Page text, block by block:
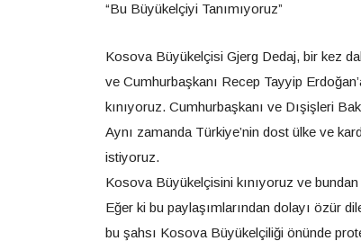
“Bu Büyükelçiyi Tanımıyoruz”
Kosova Büyükelçisi Gjerg Dedaj, bir kez
ve Cumhurbaşkanı Recep Tayyip
kınıyoruz. Cumhurbaşkanı ve Dışişleri
Aynı zamanda Türkiye’nin dost ülke ve
istiyoruz.
Kosova Büyükelçisini kınıyoruz ve
Eğer ki bu paylaşımlarından dolayı özür
bu şahsı Kosova Büyükelçiliği önünde